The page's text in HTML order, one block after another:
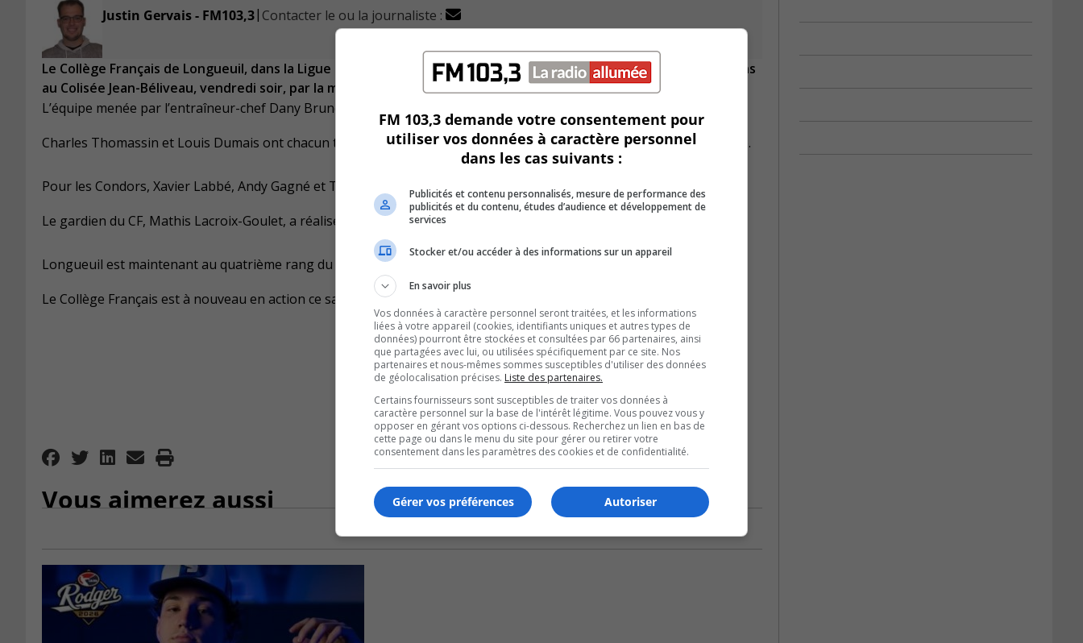
Justin Gervais - FM103,3| Contacter le ou la journaliste :
Le Collège Français de Longueuil, dans la Ligue de hockey junior AAA du Québec, s'est incliné devant ses partisans
au Colisée Jean-Béliveau, vendredi soir, par la marque de 3 à 2.
L’équipe menée par l’entraîneur-chef Dany Brunet se mesurait aux Condors du Cégep Beauce-Appalaches.
Charles Thomassin et Louis Dumais ont chacun trouvé le fond du filet en faveur du Collège Français dans cette partie.
Pour les Condors, Xavier Labbé, Andy Gagné et Tristan Dussault ont été les marqueurs.
Le gardien du CF, Mathis Lacroix-Goulet, a réalisé 28 arrêts dans ce revers.
Longueuil est maintenant au quatrième rang du classement général avec 10 points.
Le Collège Français est à nouveau en action ce samedi alors qu’il visite l’Indigo de Granby.
Vous aimerez aussi
FM 103,3 demande votre consentement pour
utiliser vos données à caractère personnel
dans les cas suivants :
Publicités et contenu personnalisés, mesure de performance des
publicités et du contenu, études d’audience et développement de
services
Stocker et/ou accéder à des informations sur un appareil
En savoir plus
Vos données à caractère personnel seront traitées, et les informations
liées à votre appareil (cookies, identifiants uniques et autres types de
données) pourront être stockées et consultées par 66 partenaires, ainsi
que partagées avec lui, ou utilisées spécifiquement par ce site. Nos
partenaires et nous-mêmes sommes susceptibles d'utiliser des données
de géolocalisation précises. Liste des partenaires.
Certains fournisseurs sont susceptibles de traiter vos données à
caractère personnel sur la base de l'intérêt légitime. Vous pouvez vous y
opposer en gérant vos options ci-dessous. Recherchez un lien en bas de
cette page ou dans le menu du site pour gérer ou retirer votre
consentement dans les paramètres des cookies et de confidentialité.
Autoriser
Gérer vos préférences